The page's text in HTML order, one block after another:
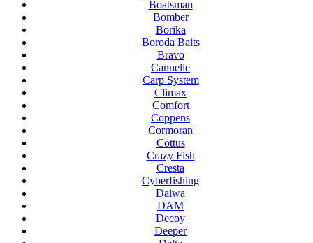
Boatsman
Bomber
Borika
Boroda Baits
Bravo
Cannelle
Carp System
Climax
Comfort
Coppens
Cormoran
Cottus
Crazy Fish
Cresta
Cyberfishing
Daiwa
DAM
Decoy
Deeper